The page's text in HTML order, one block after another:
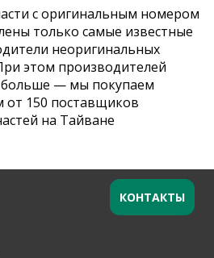
с оригинальным номером
только самые известные
неоригинальных
этом производителей
— мы покупаем
от 150 поставщиков
на Тайване
КОНТАКТЫ